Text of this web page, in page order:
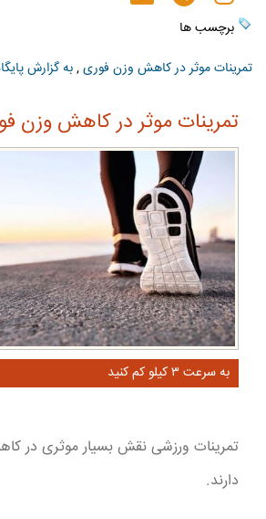
برچسب ها
تمرینات موثر در کاهش وزن فوری,به گزارش
تمرینات موثر در کاهش وزن
به سرعت ۳ کیلو کم کنید
تمرینات ورزشی نقش بسیار موثری در
دارند.